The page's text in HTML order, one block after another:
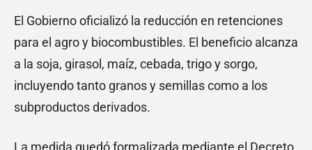
El Gobierno oficializó la reducción en retenciones
para el agro y biocombustibles. El beneficio alcanza
a la soja, girasol, maíz, cebada, trigo y sorgo,
incluyendo tanto granos y semillas como a los
subproductos derivados.